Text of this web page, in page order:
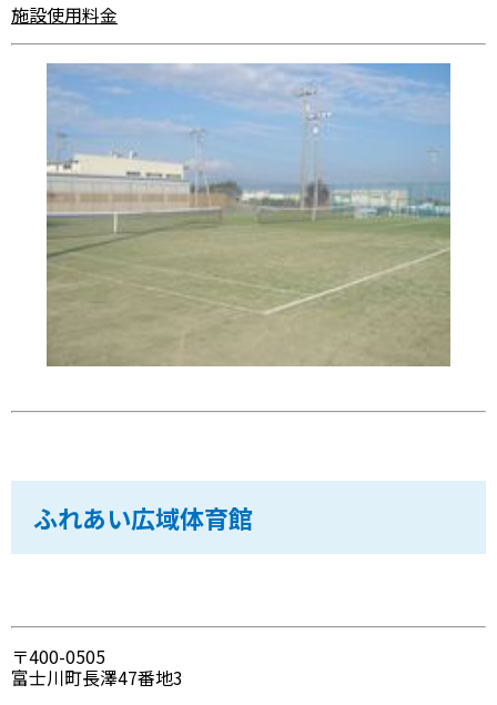
施設使用料金
ふれあい広域体育館
〒400-0505
富士川町長澤47番地3